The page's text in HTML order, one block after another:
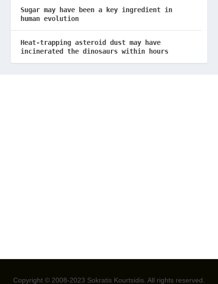
Sugar may have been a key ingredient in
human evolution
Heat-trapping asteroid dust may have
incinerated the dinosaurs within hours
Copyright © 2008-2023 Sokratis Kourtsidis. All rights reserved.